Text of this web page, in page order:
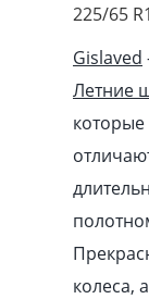
225/65
Gislaved
Летние
колеса,